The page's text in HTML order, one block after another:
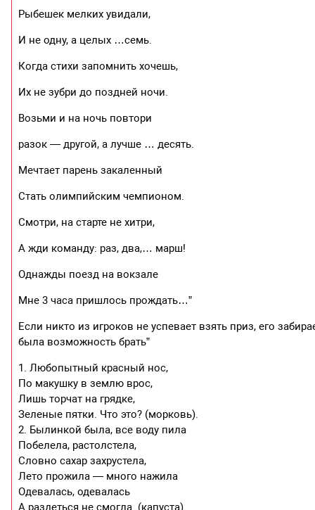
Рыбешек мелких увидали,
И не одну, а целых …семь.
Когда стихи запомнить хочешь,
Их не зубри до поздней ночи.
Возьми и на ночь повтори
разок — другой, а лучше … десять.
Мечтает парень закаленный
Стать олимпийским чемпионом.
Смотри, на старте не хитри,
А жди команду: раз, два,… марш!
Однажды поезд на вокзале
Мне 3 часа пришлось прождать…”
Если никто из игроков не успевает взять приз, его
была возможность брать”
1. Любопытный красный нос,
По макушку в землю врос,
Лишь торчат на грядке,
Зеленые пятки. Что это? (морковь).
2. Былинкой была, все воду пила
Побелела, растолстела,
Словно сахар захрустела,
Лето прожила — много нажила
Одевалась, одевалась
А раздеться не смогла. (капуста).